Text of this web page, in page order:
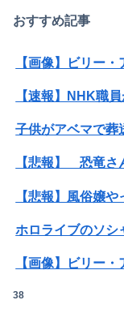
おすすめ記事
【速報】NHK職
【動画】台風13
38